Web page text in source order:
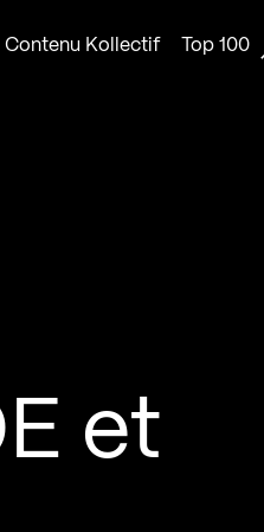
Contenu Kollectif Top 100
et